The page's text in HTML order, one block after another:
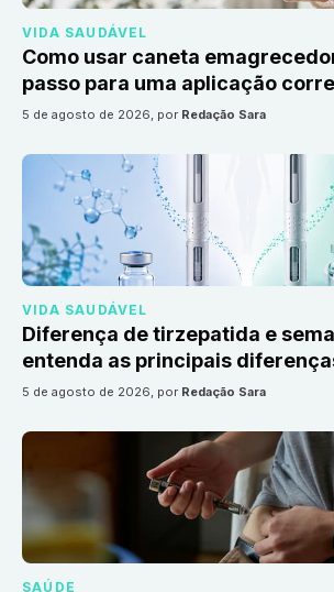
VIDA SAUDÁVEL
Como usar caneta
passo para uma aplicação
5 de agosto de 2026, por Redação Sara
VIDA SAUDÁVEL
Diferença de tirzepatida e
entenda as principais
5 de agosto de 2026, por Redação Sara
SAÚDE